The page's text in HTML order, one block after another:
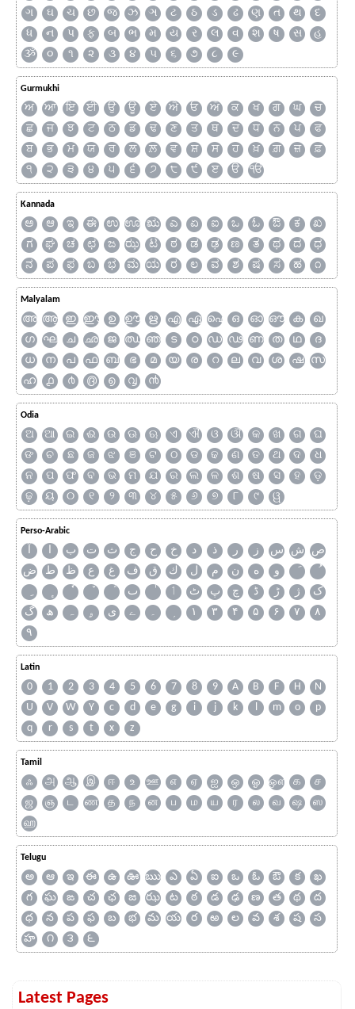
ગ
ઘ ચ છ જ ઝ ઞ ટ ઠ ડ ઢ ણ ત થ
દ
ધ
ન પ ફ બ ભ મ ય ર લ વ શ ષ સ
હ
ૐ
૦ ૧ ૨ ૩ ૪ ૫ ૬ ૭ ૮ ૯
Gurmukhi
ਅ ਆ ਇ ਈ ਉ ਊ ਏ ਐ ਓ ਔ ਕ ਖ ਗ ਘ
ਚ
ਛ
ਜ ਝ ਟ ਠ ਡ ਢ ਣ ਤ ਥ ਦ ਧ ਨ ਪ
ਫ
ਬ
ਭ ਮ ਯ ਰ ਲ ਲ਼ ਵ ਸ਼ ਸ ਹ ਖ਼ ਗ਼ ਜ਼
ਫ਼
੧
੨ ੩ ੪ ੫ ੬ ੭ ੮ ੯ ੲ ੳ ੴ
Kannada
ಅ ಆ ಇ ಈ ಉ ಊ ಋ ಎ ಏ ಐ ಒ ಓ ಔ ಕ
ಖ
ಗ
ಘ ಚ ಛ ಜ ಝ ಟ ಠ ಡ ಢ ಣ ತ ಥ ದ
ಧ
ನ
ಪ ಫ ಬ ಭ ಮ ಯ ರ ಲ ವ ಶ ಷ ಸ ಹ ೧
Malyalam
അ ആ ഇ ഈ ഉ ഊ ഋ എ ഏ ഐ ഒ ഓ ഔ ക
ഖ
ഗ
ഘ ച ഛ ജ ഝ ഞ ട ഠ ഡ ഢ ണ ത ഥ
ദ
ധ
ന പ ഫ ബ ഭ മ യ ര റ ല വ ശ ഷ
സ
ഹ
൧ ൪ ൫ ൭ ൮ ൯
Odia
ଅ ଆ ଇ ଈ ଉ ଊ ଋ ଏ ଐ ଓ ଔ କ ଖ ଗ
ଘ
ଙ
ଚ ଛ ଜ ଝ ଞ ଟ ଠ ଡ ଢ ଣ ତ ଥ ଦ
ଧ
ନ
ପ ଫ ବ ଭ ମ ଯ ର ଲ ଳ ଶ ଷ ସ ହ
ଡ଼
ଢ଼
ୟ ୦ ୧ ୨ ୩ ୪ ୫ ୬ ୭ ୮ ୯ ୱ
Perso-Arabic
آ ا ب ت ث ج ح خ د ذ ر ز س ش ص
ض
ط ظ ع غ ف ق ك ل م ن ه
و
ٮ
ٲ ٹ پ چ ڈ ڑ ژ
ک
گ
ھ ہ ۄ ی ے ۔ ۱ ۳ ۴ ۵ ۶ ۷
۸
۹
Latin
0 1 2 3 4 5 6 7 8 9 A B F H
N
U
V W Y c d e g i j k l m o
p
q
r s t x z
Tamil
ஃ அ ஆ இ ஈ உ ஊ எ ஏ ஐ ஒ ஓ ஔ க
ச
ஜ
ஞ ட ண த ந ன ப ம ய ர ல வ ஷ
ஸ
ஹ
Telugu
అ ఆ ఇ ఈ ఉ ఊ ఋ ఎ ఏ ఐ ఒ ఓ ఔ క
ఖ
గ
ఘ ఙ చ ఛ జ ఝ ట ఠ డ ఢ ణ త థ
ద
ధ
న ప ఫ బ భ మ య ర ఱ ల వ శ ష
స
హ
౧ ౩ ౬
Latest Pages